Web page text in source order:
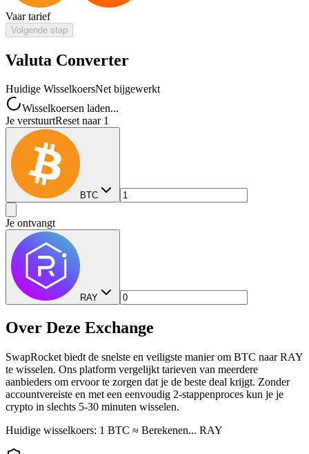
Vaar tarief
Volgende stap
Valuta Converter
Huidige WisselkoersNet bijgewerkt
Wisselkoersen laden...
Je verstuurtReset naar 1
BTC
Je ontvangt
RAY
Over Deze Exchange
SwapRocket biedt de snelste en veiligste manier om BTC naar RAY
te wisselen. Ons platform vergelijkt tarieven van meerdere
aanbieders om ervoor te zorgen dat je de beste deal krijgt. Zonder
accountvereiste en met een eenvoudig 2-stappenproces kun je je
crypto in slechts 5-30 minuten wisselen.
Huidige wisselkoers: 1 BTC ≈ Berekenen... RAY